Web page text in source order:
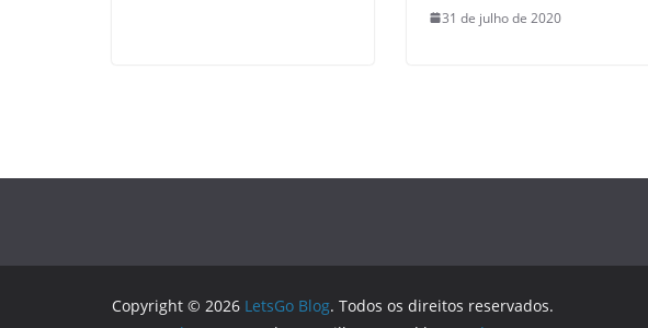
31 de julho de 2020
Copyright © 2026 LetsGo Blog. Todos os direitos reservados.